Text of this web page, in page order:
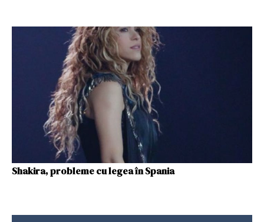
Shakira, probleme cu legea în Spania